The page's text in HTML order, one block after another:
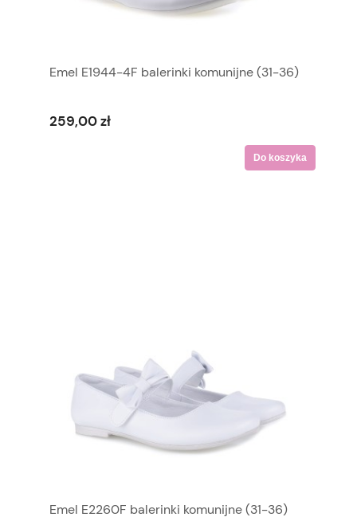
Emel E1944-4F balerinki komunijne (31-36)
259,00 zł
Do koszyka
Emel E2260F balerinki komunijne (31-36)